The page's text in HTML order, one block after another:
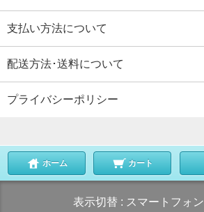
支払い方法について
配送方法･送料について
プライバシーポリシー
ホーム カート
表示切替 : スマートフォン